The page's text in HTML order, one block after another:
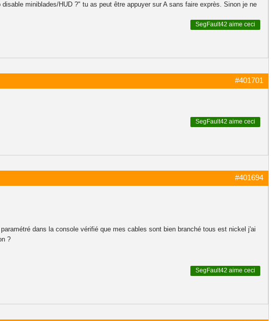
miniblades/HUD ?" tu as peut être appuyer sur A sans faire exprès. Sinon je ne
SegFault42 aime ceci
#401701
SegFault42 aime ceci
#401694
dans la console vérifié que mes cables sont bien branché tous est nickel j'ai
?
SegFault42 aime ceci